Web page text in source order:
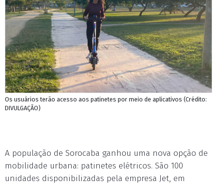
Os usuários terão acesso aos patinetes por meio de aplicativos (Crédito:
DIVULGAÇÃO)
A população de Sorocaba ganhou uma nova opção de
mobilidade urbana: patinetes elétricos. São 100
unidades disponibilizadas pela empresa Jet, em